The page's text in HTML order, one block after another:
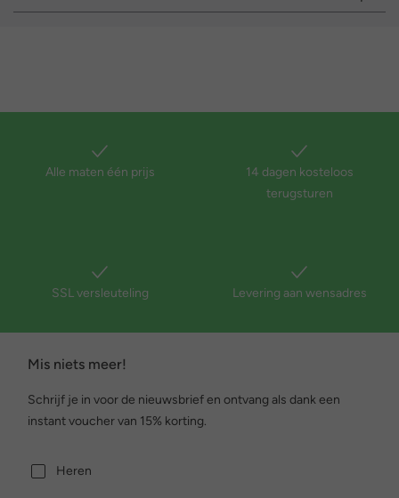
Alle maten één prijs
14 dagen kosteloos
terugsturen
SSL versleuteling Levering aan wensadres
Mis niets meer!
Schrijf je in voor de nieuwsbrief en ontvang als dank een
instant voucher van 15% korting.
Heren